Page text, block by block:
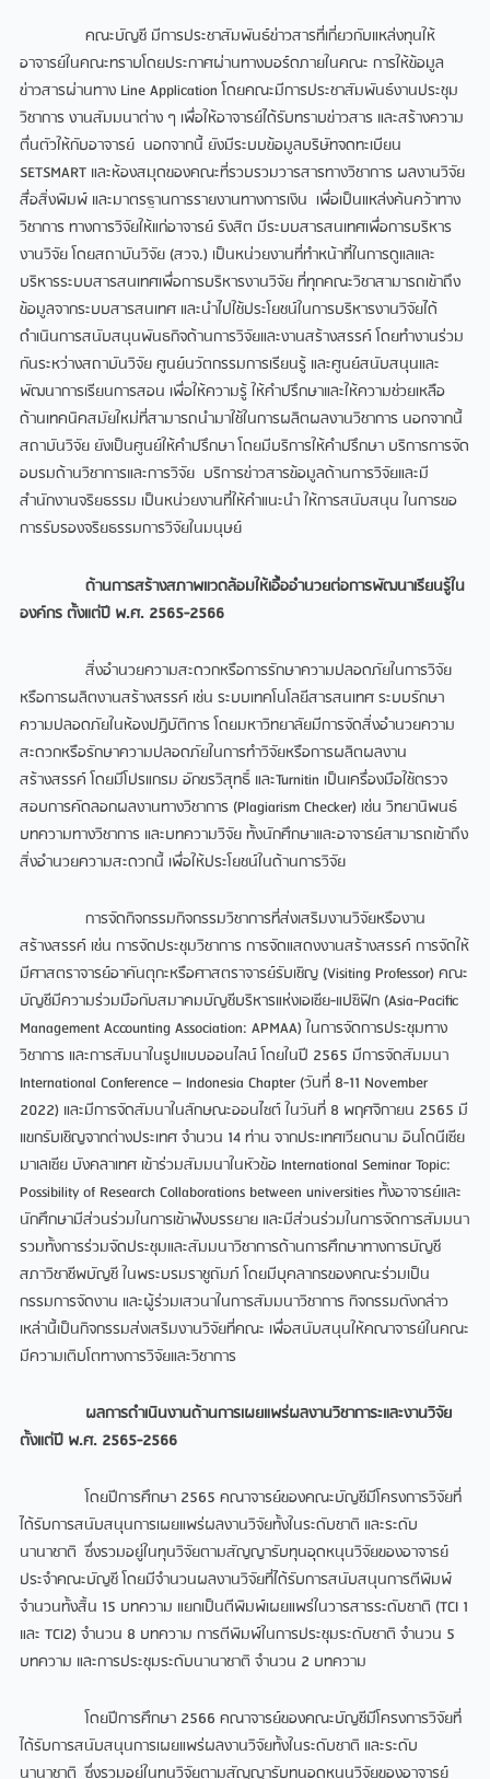
คณะบัญชี มีการประชาสัมพันธ์ข่าวสารที่เกี่ยวกับแหล่งทุนให้
อาจารย์ในคณะทราบโดยประกาศผ่านทางบอร์ดภายในคณะ การให้ข้อมูล
ข่าวสารผ่านทาง Line Application โดยคณะมีการประชาสัมพันธ์งานประชุม
วิชาการ งานสัมมนาต่าง ๆ เพื่อให้อาจารย์ได้รับทราบข่าวสาร และสร้างความ
ตื่นตัวให้กับอาจารย์ นอกจากนี้ ยังมีระบบข้อมูลบริษัทจดทะเบียน
SETSMART และห้องสมุดของคณะที่รวบรวมวารสารทางวิชาการ ผลงานวิจัย
สื่อสิ่งพิมพ์ และมาตรฐานการรายงานทางการเงิน เพื่อเป็นแหล่งค้นคว้าทาง
วิชาการ ทางการวิจัยให้แก่อาจารย์ รังสิต มีระบบสารสนเทศเพื่อการบริหาร
งานวิจัย โดยสถาบันวิจัย (สวจ.) เป็นหน่วยงานที่ทำหน้าที่ในการดูแลและ
บริหารระบบสารสนเทศเพื่อการบริหารงานวิจัย ที่ทุกคณะวิชาสามารถเข้าถึง
ข้อมูลจากระบบสารสนเทศ และนำไปใช้ประโยชน์ในการบริหารงานวิจัยได้
ดำเนินการสนับสนุนพันธกิจด้านการวิจัยและงานสร้างสรรค์ โดยทำงานร่วม
กันระหว่างสถาบันวิจัย ศูนย์นวัตกรรมการเรียนรู้ และศูนย์สนับสนุนและ
พัฒนาการเรียนการสอน เพื่อให้ความรู้ ให้คำปรึกษาและให้ความช่วยเหลือ
ด้านเทคนิคสมัยใหม่ที่สามารถนำมาใช้ในการผลิตผลงานวิชาการ นอกจากนี้
สถาบันวิจัย ยังเป็นศูนย์ให้คำปรึกษา โดยมีบริการให้คำปรึกษา บริการการจัด
อบรมด้านวิชาการและการวิจัย บริการข่าวสารข้อมูลด้านการวิจัยและมี
สำนักงานจริยธรรม เป็นหน่วยงานที่ให้คำแนะนำ ให้การสนับสนุน ในการขอ
การรับรองจริยธรรมการวิจัยในมนุษย์
ด้านการสร้างสภาพแวดล้อมให้เอื้ออำนวยต่อการพัฒนาเรียนรู้ใน
องค์กร ตั้งแต่ปี พ.ศ. 2565-2566
สิ่งอำนวยความสะดวกหรือการรักษาความปลอดภัยในการวิจัย
หรือการผลิตงานสร้างสรรค์ เช่น ระบบเทคโนโลยีสารสนเทศ ระบบรักษา
ความปลอดภัยในห้องปฏิบัติการ โดยมหาวิทยาลัยมีการจัดสิ่งอำนวยความ
สะดวกหรือรักษาความปลอดภัยในการทำวิจัยหรือการผลิตผลงาน
สร้างสรรค์ โดยมีโปรแกรม อักขรวิสุทธิ์ และTurnitin เป็นเครื่องมือใช้ตรวจ
สอบการคัดลอกผลงานทางวิชาการ (Plagiarism Checker) เช่น วิทยานิพนธ์
บทความทางวิชาการ และบทความวิจัย ทั้งนักศึกษาและอาจารย์สามารถเข้าถึง
สิ่งอำนวยความสะดวกนี้ เพื่อให้ประโยชน์ในด้านการวิจัย
การจัดกิจกรรมกิจกรรมวิชาการที่ส่งเสริมงานวิจัยหรืองาน
สร้างสรรค์ เช่น การจัดประชุมวิชาการ การจัดแสดงงานสร้างสรรค์ การจัดให้
มีศาสตราจารย์อาคันตุกะหรือศาสตราจารย์รับเชิญ (Visiting Professor) คณะ
บัญชีมีความร่วมมือกับสมาคมบัญชีบริหารแห่งเอเซีย-แปซิฟิก (Asia-Pacific
Management Accounting Association: APMAA) ในการจัดการประชุมทาง
วิชาการ และการสัมนาในรูปแบบออนไลน์ โดยในปี 2565 มีการจัดสัมมนา
International Conference – Indonesia Chapter (วันที่ 8-11 November
2022) และมีการจัดสัมนาในลักษณะออนไซต์ ในวันที่ 8 พฤศจิกายน 2565 มี
แขกรับเชิญจากต่างประเทศ จำนวน 14 ท่าน จากประเทศเวียดนาม อินโดนีเซีย
มาเลเซีย บังคลาเทศ เข้าร่วมสัมมนาในหัวข้อ International Seminar Topic:
Possibility of Research Collaborations between universities ทั้งอาจารย์และ
นักศึกษามีส่วนร่วมในการเข้าฟังบรรยาย และมีส่วนร่วมในการจัดการสัมมนา
รวมทั้งการร่วมจัดประชุมและสัมมนาวิชาการด้านการศึกษาทางการบัญชี
สภาวิชาชีพบัญชี ในพระบรมราชูถัมภ์ โดยมีบุคลากรของคณะร่วมเป็น
กรรมการจัดงาน และผู้ร่วมเสวนาในการสัมมนาวิชาการ กิจกรรมดังกล่าว
เหล่านี้เป็นกิจกรรมส่งเสริมงานวิจัยที่คณะ เพื่อสนับสนุนให้คณาจารย์ในคณะ
มีความเติบโตทางการวิจัยและวิชาการ
ผลการดำเนินงานด้านการเผยแพร่ผลงานวิชาการะและงานวิจัย
ตั้งแต่ปี พ.ศ. 2565-2566
โดยปีการศึกษา 2565 คณาจารย์ของคณะบัญชีมีโครงการวิจัยที่
ได้รับการสนับสนุนการเผยแพร่ผลงานวิจัยทั้งในระดับชาติ และระดับ
นานาชาติ ซึ่งรวมอยู่ในทุนวิจัยตามสัญญารับทุนอุดหนุนวิจัยของอาจารย์
ประจำคณะบัญชี โดยมีจำนวนผลงานวิจัยที่ได้รับการสนับสนุนการตีพิมพ์
จำนวนทั้งสิ้น 15 บทความ แยกเป็นตีพิมพ์เผยแพร่ในวารสารระดับชาติ (TCI 1
และ TCI2) จำนวน 8 บทความ การตีพิมพ์ในการประชุมระดับชาติ จำนวน 5
บทความ และการประชุมระดับนานาชาติ จำนวน 2 บทความ
โดยปีการศึกษา 2566 คณาจารย์ของคณะบัญชีมีโครงการวิจัยที่
ได้รับการสนับสนุนการเผยแพร่ผลงานวิจัยทั้งในระดับชาติ และระดับ
นานาชาติ ซึ่งรวมอยู่ในทุนวิจัยตามสัญญารับทุนอุดหนุนวิจัยของอาจารย์